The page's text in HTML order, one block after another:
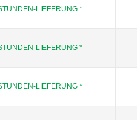
LIEFERUNG *
LIEFERUNG *
LIEFERUNG *